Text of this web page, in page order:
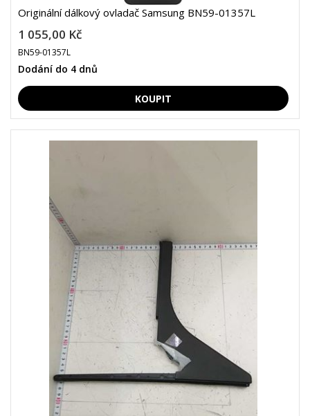
Originální dálkový ovladač Samsung BN59-01357L
1 055,00 Kč
BN59-01357L
Dodání do 4 dnů